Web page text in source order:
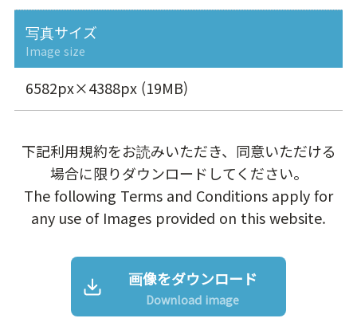
写真サイズ
Image size
6582px×4388px (19MB)
下記利用規約をお読みいただき、同意いただける
場合に限りダウンロードしてください。
The following Terms and Conditions apply for
any use of Images provided on this website.
画像をダウンロード
Download image